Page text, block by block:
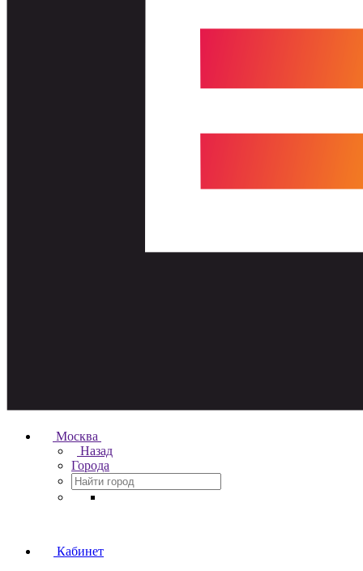
Москва
Назад
Города
Кабинет